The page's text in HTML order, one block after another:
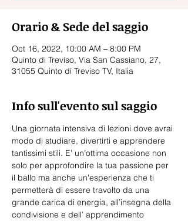
Orario & Sede del saggio
Oct 16, 2022, 10:00 AM – 8:00 PM
Quinto di Treviso, Via San Cassiano, 27,
31055 Quinto di Treviso TV, Italia
Info sull'evento sul saggio
Una giornata intensiva di lezioni dove avrai
modo di studiare, divertirti e apprendere
tantissimi stili. E' un’ottima occasione non
solo per approfondire la tua passione per
il ballo ma anche un'esperienza che ti
permetterà di essere travolto da una
grande carica di energia, all’insegna della
condivisione e dell’ apprendimento